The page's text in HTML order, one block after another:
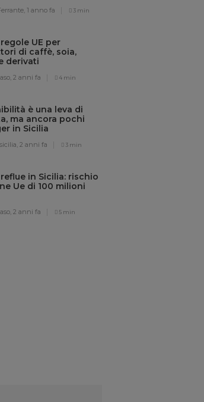
1 anno fa 3 min
UE per
di caffè, soia,
derivati
2 anni fa 4 min
è una leva di
ma ancora pochi
in Sicilia
2 anni fa 3 min
in Sicilia: rischio
Ue di 100 milioni
2 anni fa 5 min